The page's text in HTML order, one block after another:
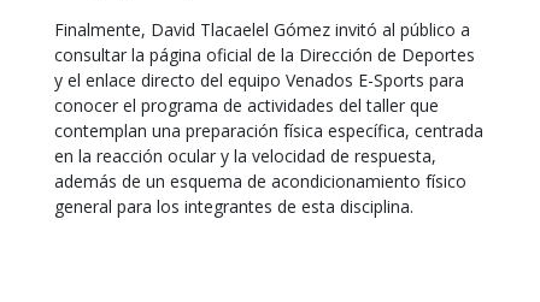
Finalmente, David Tlacaelel Gómez invitó al público a
consultar la página oficial de la Dirección de Deportes
y el enlace directo del equipo Venados E-Sports para
conocer el programa de actividades del taller que
contemplan una preparación física específica, centrada
en la reacción ocular y la velocidad de respuesta,
además de un esquema de acondicionamiento físico
general para los integrantes de esta disciplina.